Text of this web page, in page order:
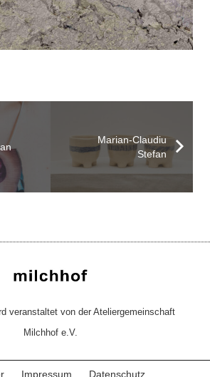
Marian-Claudiu
Stefan
veranstaltet von der Ateliergemeinschaft
Milchhof e.V.
Impressum Datenschutz